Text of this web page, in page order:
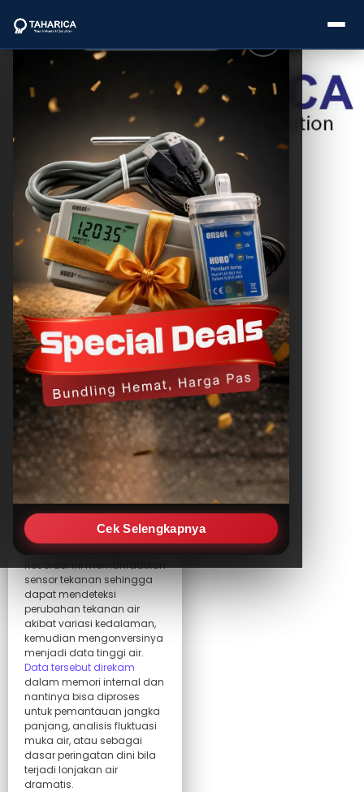
Cek Selengkapnya
Categories
Brands
Service
Industries
Blogs
Water Level
Recorder: Alat
Ukur Ketinggian
Air Akurat
THC SEO
December 1, 2025
Water level recorderadalah
perangkat yang digunakan
untuk merekam perubahan
ketinggian permukaan air
secara otomatis dan terus-
menerus — baik di sumur,
sungai, danau, rawa,
waduk, ataupun sistem
drainase dan saluran air.
Recorder ini memanfaatkan
sensor tekanan sehingga
dapat mendeteksi
perubahan tekanan air
akibat variasi kedalaman,
kemudian mengonversinya
menjadi data tinggi air.
Data tersebut direkam
dalam memori internal dan
nantinya bisa diproses
untuk pemantauan jangka
panjang, analisis fluktuasi
muka air, atau sebagai
dasar peringatan dini bila
terjadi lonjakan air
dramatis.
Postingan
Lainnya